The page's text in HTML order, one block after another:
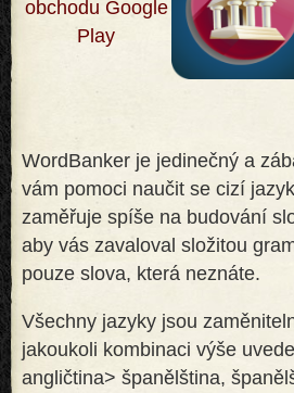
obchodu Google
Play
WordBanker je jedinečný a
vám pomoci naučit se cizí
zaměřuje spíše na budování
aby vás zavaloval složitou
pouze slova, která neznáte.
Všechny jazyky jsou
jakoukoli kombinaci výše
angličtina> španělština,